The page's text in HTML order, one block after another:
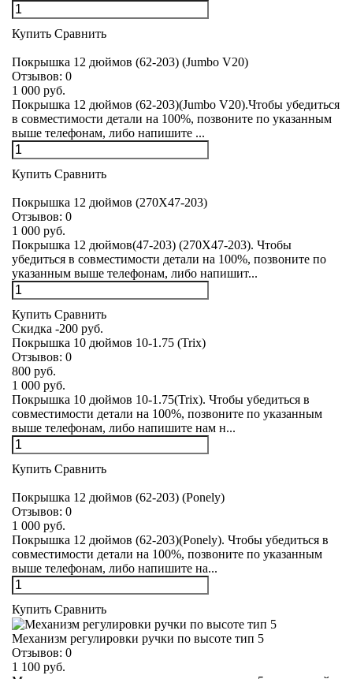
Купить Сравнить
Покрышка 12 дюймов (62-203) (Jumbo V20)
Отзывов: 0
1 000 руб.
Покрышка 12 дюймов (62-203)(Jumbo V20).Чтобы убедиться
в совместимости детали на 100%, позвоните по указанным
выше телефонам, либо напишите ...
Купить Сравнить
Покрышка 12 дюймов (270Х47-203)
Отзывов: 0
1 000 руб.
Покрышка 12 дюймов(47-203) (270Х47-203). Чтобы
убедиться в совместимости детали на 100%, позвоните по
указанным выше телефонам, либо напишит...
Купить Сравнить
Скидка -200 руб.
Покрышка 10 дюймов 10-1.75 (Trix)
Отзывов: 0
800 руб.
1 000 руб.
Покрышка 10 дюймов 10-1.75(Trix). Чтобы убедиться в
совместимости детали на 100%, позвоните по указанным
выше телефонам, либо напишите нам н...
Купить Сравнить
Покрышка 12 дюймов (62-203) (Ponely)
Отзывов: 0
1 000 руб.
Покрышка 12 дюймов (62-203)(Ponely). Чтобы убедиться в
совместимости детали на 100%, позвоните по указанным
выше телефонам, либо напишите на...
Купить Сравнить
Механизм регулировки ручки по высоте тип 5
Отзывов: 0
1 100 руб.